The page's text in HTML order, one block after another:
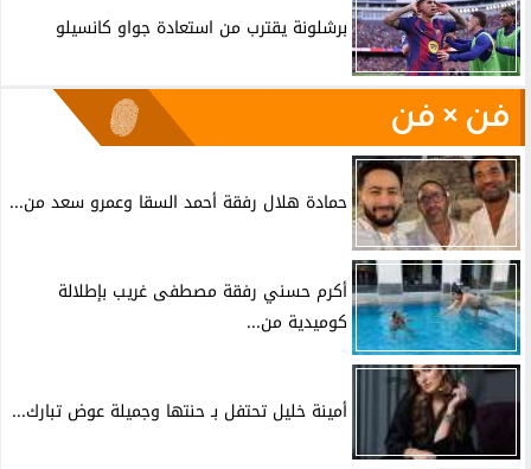
برشلونة يقترب من استعادة جواو كانسيلو
فن × فن
حمادة هلال رفقة أحمد السقا وعمرو سعد من...
أكرم حسني رفقة مصطفى غريب بإطلالة
كوميدية من...
أمينة خليل تحتفل بـ حنتها وجميلة عوض تبارك...